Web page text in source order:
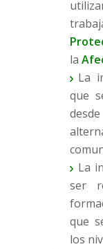
la
La
que
La
ser
que
los